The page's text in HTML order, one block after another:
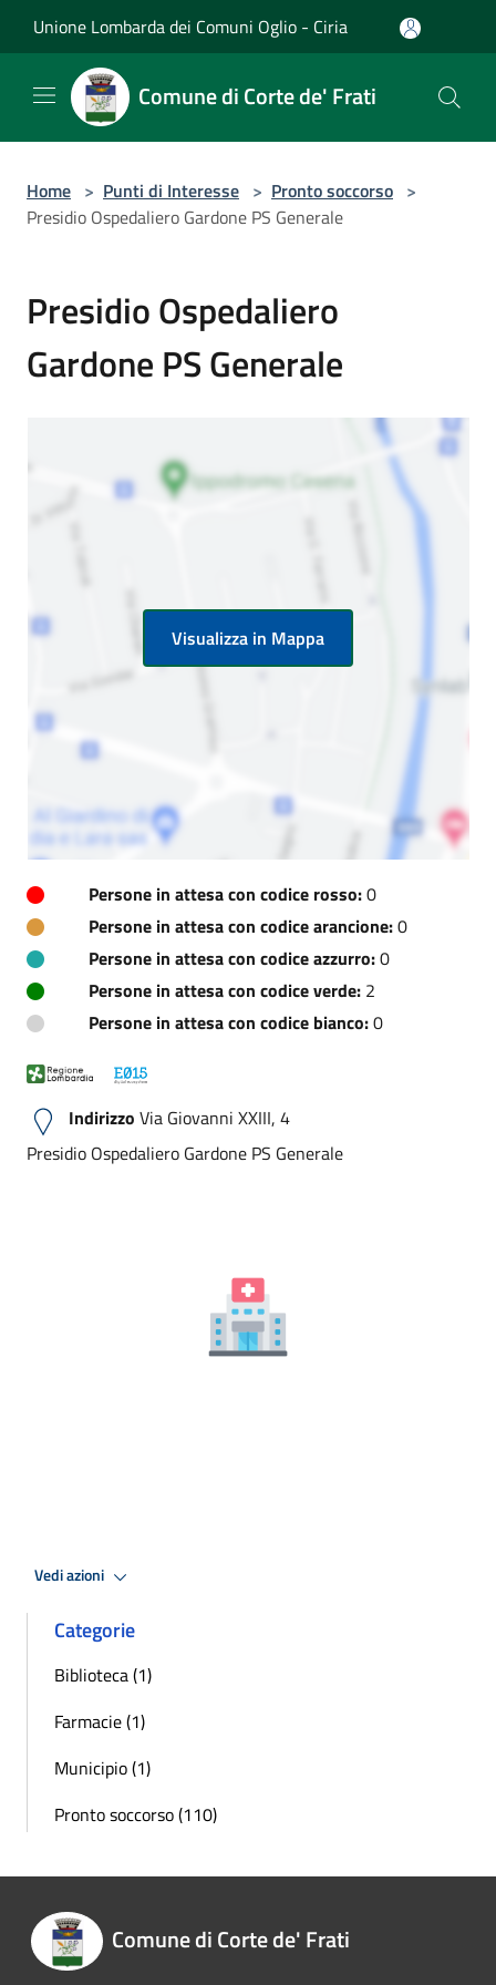
Unione Lombarda dei Comuni Oglio - Ciria
Comune di Corte de' Frati
Home > Punti di Interesse > Pronto soccorso >
Presidio Ospedaliero Gardone PS Generale
Presidio Ospedaliero
Gardone PS Generale
Visualizza in Mappa
Persone in attesa con codice rosso:0
Persone in attesa con codice arancione:0
Persone in attesa con codice azzurro:0
Persone in attesa con codice verde: 2
Persone in attesa con codice bianco:0
Indirizzo Via Giovanni XXIII, 4
Presidio Ospedaliero Gardone PS Generale
Vedi azioni
Categorie
Biblioteca (1)
Farmacie (1)
Municipio (1)
Pronto soccorso (110)
Comune di Corte de' Frati